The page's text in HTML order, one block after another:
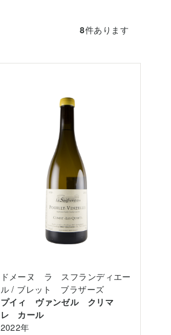
8件あります
ドメーヌ ラ スフランディエー
ル / ブレット ブラザーズ
プイィ ヴァンゼル クリマ
レ カール
2022年